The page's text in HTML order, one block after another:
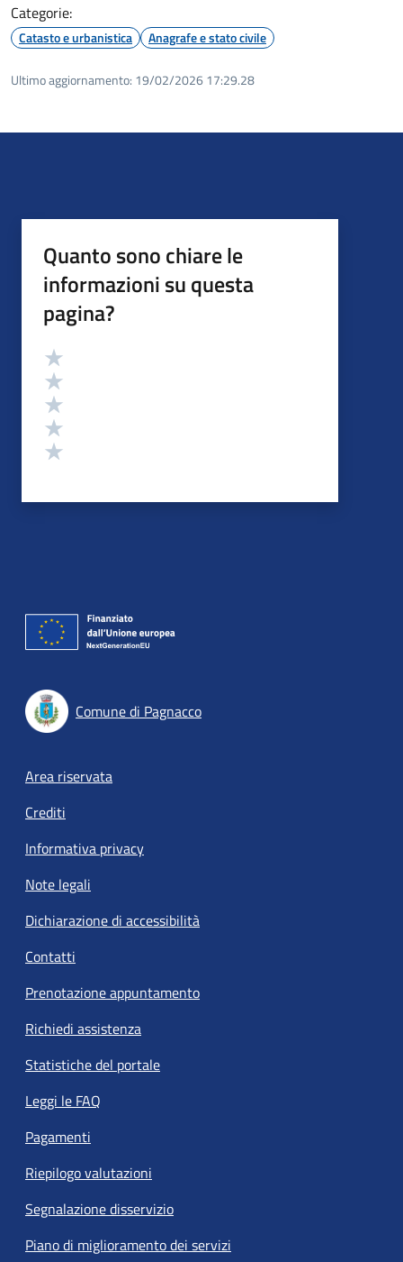
Categorie:
Catasto e urbanistica Anagrafe e stato civile
Ultimo aggiornamento: 19/02/2026 17:29.28
Quanto sono chiare le
informazioni su questa
pagina?
Valutazione
Comune di Pagnacco
Footer menu
Area riservata
Crediti
Informativa privacy
Note legali
Dichiarazione di accessibilità
Contatti
Prenotazione appuntamento
Richiedi assistenza
Statistiche del portale
Leggi le FAQ
Pagamenti
Riepilogo valutazioni
Segnalazione disservizio
Piano di miglioramento dei servizi